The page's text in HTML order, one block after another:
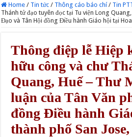
Home / Tin tức / Thông cáo báo chí / Tin
Thánh tử đạo tuyên đọc tại Tu viện Long
Đạo và Tân Hội đồng Điều hành Giáo hội tại
Thông điệp lễ Hiệp
hữu công và chư
Quang, Huế – Thư
luận của Tân Văn
đồng Điều hành
thành phố San